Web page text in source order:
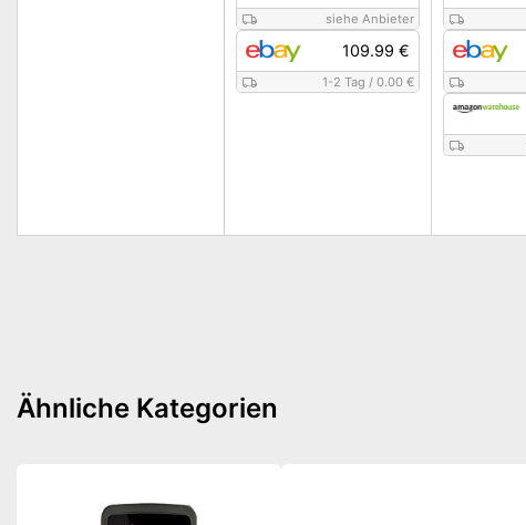
siehe Anbieter
109.99 €
1-2 Tag /0.00 €
Ähnliche Kategorien